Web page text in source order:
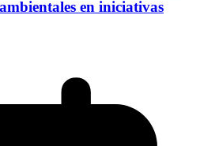
en iniciativas